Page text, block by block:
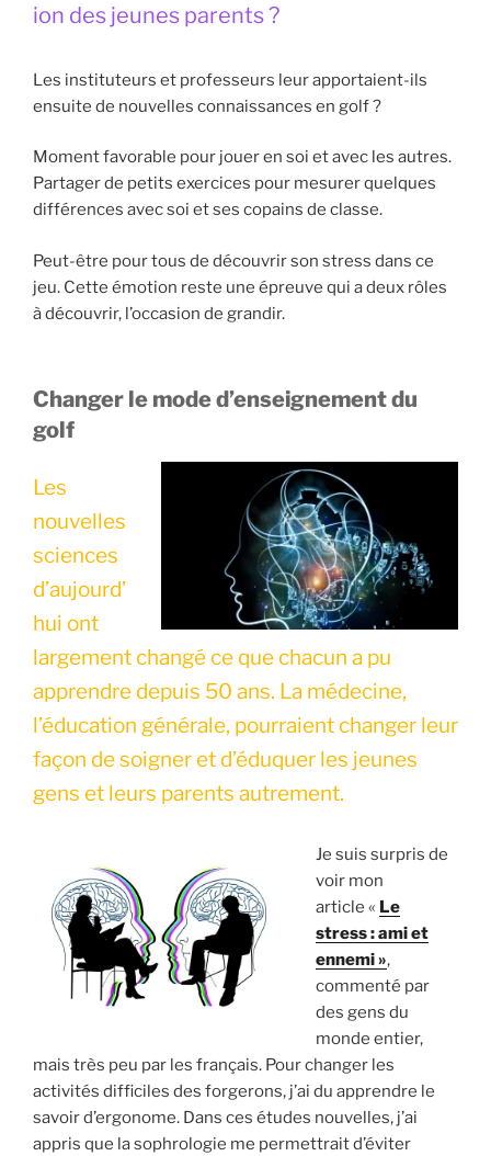
ion des jeunes parents ?
Les instituteurs et professeurs leur apportaient-ils
ensuite de nouvelles connaissances en golf ?
Moment favorable pour jouer en soi et avec les autres.
Partager de petits exercices pour mesurer quelques
différences avec soi et ses copains de classe.
Peut-être pour tous de découvrir son stress dans ce
jeu. Cette émotion reste une épreuve qui a deux rôles
à découvrir, l’occasion de grandir.
Changer le mode d’enseignement du
golf
Les
nouvelles
sciences
d’aujourd’
hui ont
largement changé ce que chacun a pu
apprendre depuis 50 ans. La médecine,
l’éducation générale, pourraient changer leur
façon de soigner et d’éduquer les jeunes
gens et leurs parents autrement.
Je suis surpris de
voir mon
article « Le
stress : ami et
ennemi »,
commenté par
des gens du
monde entier,
mais très peu par les français. Pour changer les
activités difficiles des forgerons, j’ai du apprendre le
savoir d’ergonome. Dans ces études nouvelles, j’ai
appris que la sophrologie me permettrait d’éviter